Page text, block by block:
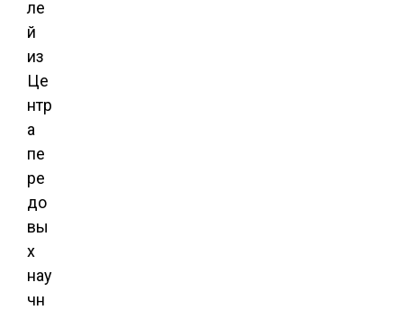
ле
й
из
Це
нтр
а
пе
ре
до
вы
х
нау
чн